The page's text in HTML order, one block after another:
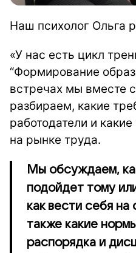
Наш психолог Ольга
«У нас есть цикл
“Формирование
встречах мы вместе
разбираем, какие
работодатели и
на рынке труда.
Мы обсуждаем,
подойдет тому
как вести себя
также какие
распорядка и